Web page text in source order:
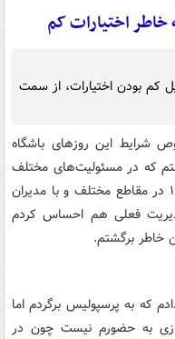
اختیارات کم
کم بودن اختیارات، از سمت
شرایط این روزهای باشگاه
که در مسئولیت‌های مختلف
کنار باشگاه پرسپولیس باشم. از سال ۱۳۸۰ در مقاطع مختلف و با مدیران
فعلی هم احساس کردم
خاطر برگشتم.
که به پرسپولیس برگردم اما
به حضورم نیست چون در